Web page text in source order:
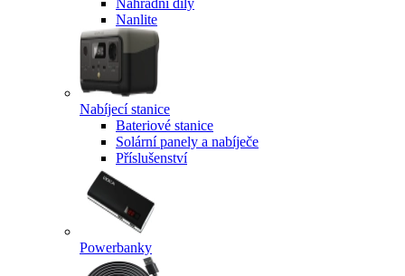
Náhradní díly
Nanlite
Nabíjecí stanice
Bateriové stanice
Solární panely a nabíječe
Příslušenství
Powerbanky